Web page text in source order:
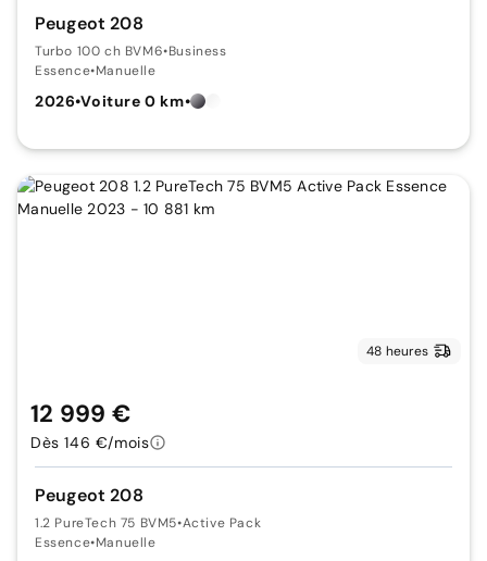
Peugeot 208
Turbo 100 ch BVM6•Business
Essence•Manuelle
2026•Voiture 0 km•
48 heures
Peugeot 208
1.2 PureTech 75 BVM5•Active Pack
Essence•Manuelle
12 999 €
Dès 146 €/mois